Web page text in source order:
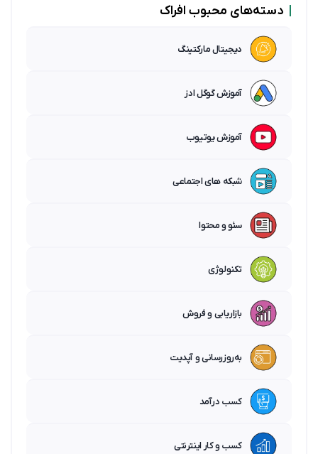
دسته‌های محبوب افراک
دیجیتال مارکتینگ
آموزش گوگل ادز
آموزش یوتیوب
شبکه های اجتماعی
سئو و محتوا
تکنولوژی
بازاریابی و فروش
به‌روزرسانی و آپدیت
کسب درآمد
کسب و کار اینترنتی